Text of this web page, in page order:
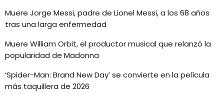
Muere Jorge Messi, padre de Lionel Messi, a los 68 años
tras una larga enfermedad
Muere William Orbit, el productor musical que relanzó la
popularidad de Madonna
‘Spider-Man: Brand New Day’ se convierte en la película
más taquillera de 2026